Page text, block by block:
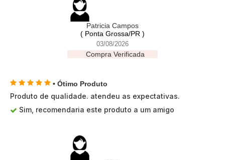
Patricia Campos
( Ponta Grossa/PR )
03/08/2026
Compra Verificada
• Ótimo Produto
Produto de qualidade. atendeu as expectativas.
Sim, recomendaria este produto a um amigo